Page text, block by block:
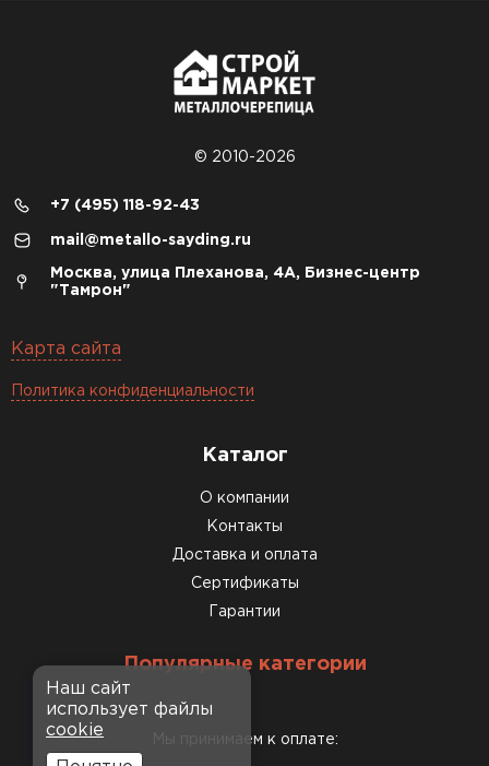
© 2010-2026
+7 (495) 118-92-43
mail@metallo-sayding.ru
Москва, улица Плеханова, 4А, Бизнес-центр
"Тамрон"
Карта сайта
Политика конфиденциальности
Каталог
О компании
Контакты
Доставка и оплата
Сертификаты
Гарантии
Популярные категории
Мы принимаем к оплате:
Наш сайт
использует файлы
cookie